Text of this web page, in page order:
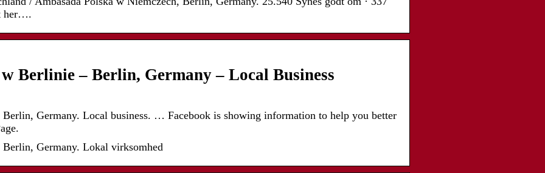
her….
Berlinie – Berlin, Germany – Local Business
Germany. Local business. … Facebook is showing information to help you better
Germany. Lokal virksomhed